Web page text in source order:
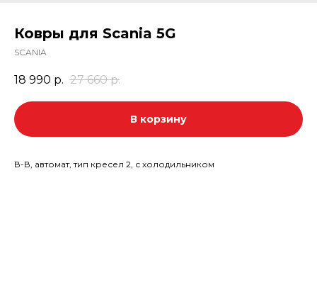
Ковры для Scania 5G
SCANIA
18 990 р. 27 660 р.
В корзину
В-В, автомат, тип кресел 2, с холодильником